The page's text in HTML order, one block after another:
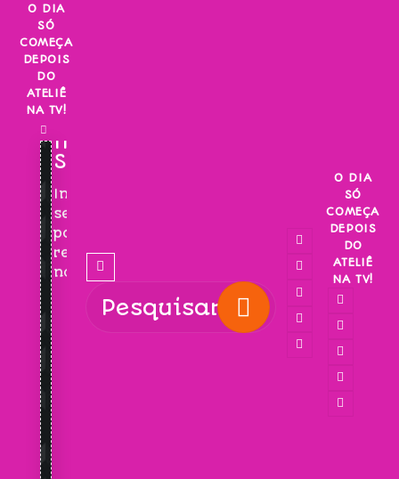
Skip
content
O DIA
SÓ
COMEÇA
DEPOIS
DO
ATELIÊ
NA TV!
INSCREVA-
SE!
Inscreva-
se
para
receber
novidades!
O DIA
SÓ
COMEÇA
DEPOIS
DO
ATELIÊ
NA TV!